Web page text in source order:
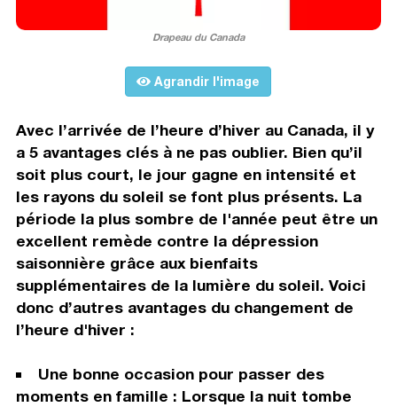
Drapeau du Canada
Agrandir l'image
Avec l’arrivée de l’heure d’hiver au Canada, il y
a 5 avantages clés à ne pas oublier. Bien qu’il
soit plus court, le jour gagne en intensité et
les rayons du soleil se font plus présents. La
période la plus sombre de l'année peut être un
excellent remède contre la dépression
saisonnière grâce aux bienfaits
supplémentaires de la lumière du soleil. Voici
donc d’autres avantages du changement de
l’heure d'hiver :
Une bonne occasion pour passer des
moments en famille : Lorsque la nuit tombe